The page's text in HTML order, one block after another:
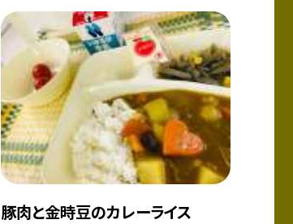
豚肉と金時豆のカレーライス